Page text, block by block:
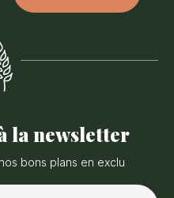
la newsletter
bons plans en exclu